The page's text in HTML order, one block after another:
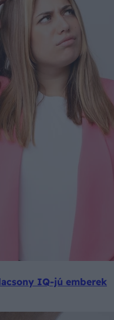
IQ-jú emberek